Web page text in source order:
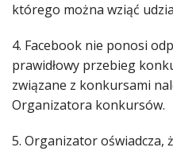
którego można wziąć
4. Facebook nie ponosi
prawidłowy przebieg
związane z konkursami
Organizatora konkursów.
5. Organizator oświadcza,